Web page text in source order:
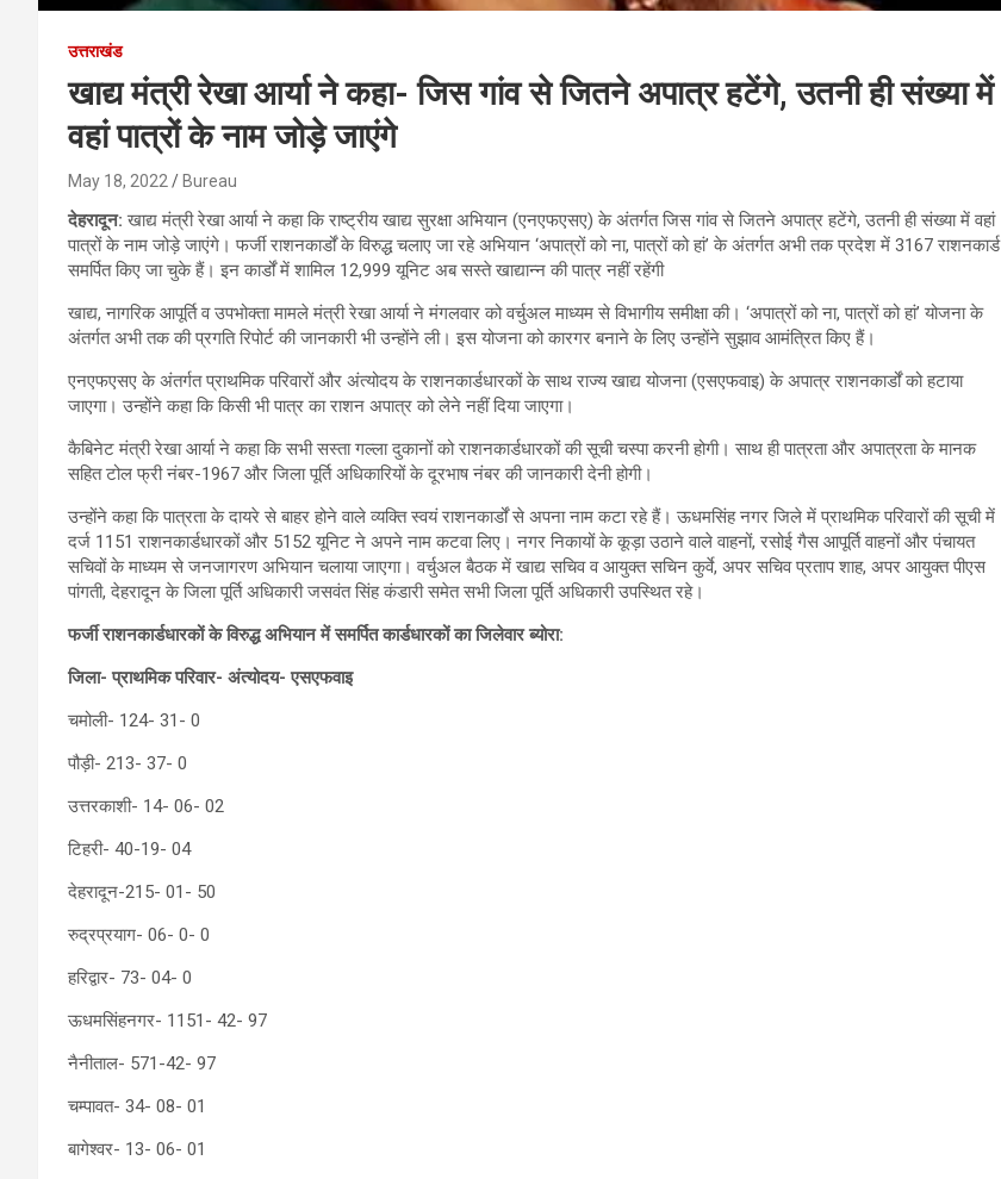
उत्तराखंड
खाद्य मंत्री रेखा आर्या ने कहा- जिस गांव से जितने अपात्र हटेंगे, उतनी ही संख्या में
वहां पात्रों के नाम जोड़े जाएंगे
May 18, 2022 Bureau
देहरादून:खाद्य मंत्री रेखा आर्या ने कहा कि राष्ट्रीय खाद्य सुरक्षा अभियान (एनएफएसए) के अंतर्गत जिस गांव से जितने अपात्र हटेंगे, उतनी ही संख्या में वहां
पात्रों के नाम जोड़े जाएंगे। फर्जी राशनकार्डों के विरुद्ध चलाए जा रहे अभियान ‘अपात्रों को ना, पात्रों को हां’ के अंतर्गत अभी तक प्रदेश में 3167 राशनकार्ड
समर्पित किए जा चुके हैं। इन कार्डों में शामिल 12,999 यूनिट अब सस्ते खाद्यान्न की पात्र नहीं रहेंगी
खाद्य, नागरिक आपूर्ति व उपभोक्ता मामले मंत्री रेखा आर्या ने मंगलवार को वर्चुअल माध्यम से विभागीय समीक्षा की। ‘अपात्रों को ना, पात्रों को हां’ योजना के
अंतर्गत अभी तक की प्रगति रिपोर्ट की जानकारी भी उन्होंने ली। इस योजना को कारगर बनाने के लिए उन्होंने सुझाव आमंत्रित किए हैं।
एनएफएसए के अंतर्गत प्राथमिक परिवारों और अंत्योदय के राशनकार्डधारकों के साथ राज्य खाद्य योजना (एसएफवाइ) के अपात्र राशनकार्डों को हटाया
जाएगा। उन्होंने कहा कि किसी भी पात्र का राशन अपात्र को लेने नहीं दिया जाएगा।
कैबिनेट मंत्री रेखा आर्या ने कहा कि सभी सस्ता गल्ला दुकानों को राशनकार्डधारकों की सूची चस्पा करनी होगी। साथ ही पात्रता और अपात्रता के मानक
सहित टोल फ्री नंबर-1967 और जिला पूर्ति अधिकारियों के दूरभाष नंबर की जानकारी देनी होगी।
उन्होंने कहा कि पात्रता के दायरे से बाहर होने वाले व्यक्ति स्वयं राशनकार्डों से अपना नाम कटा रहे हैं। ऊधमसिंह नगर जिले में प्राथमिक परिवारों की सूची में
दर्ज 1151 राशनकार्डधारकों और 5152 यूनिट ने अपने नाम कटवा लिए। नगर निकायों के कूड़ा उठाने वाले वाहनों, रसोई गैस आपूर्ति वाहनों और पंचायत
सचिवों के माध्यम से जनजागरण अभियान चलाया जाएगा। वर्चुअल बैठक में खाद्य सचिव व आयुक्त सचिन कुर्वे, अपर सचिव प्रताप शाह, अपर आयुक्त पीएस
पांगती, देहरादून के जिला पूर्ति अधिकारी जसवंत सिंह कंडारी समेत सभी जिला पूर्ति अधिकारी उपस्थित रहे।
फर्जी राशनकार्डधारकों के विरुद्ध अभियान में समर्पित कार्डधारकों का जिलेवार ब्योरा:
जिला- प्राथमिक परिवार- अंत्योदय- एसएफवाइ
चमोली- 124- 31- 0
पौड़ी- 213- 37- 0
उत्तरकाशी- 14- 06- 02
टिहरी- 40-19- 04
देहरादून-215- 01- 50
रुद्रप्रयाग- 06- 0- 0
हरिद्वार- 73- 04- 0
ऊधमसिंहनगर- 1151- 42- 97
नैनीताल- 571-42- 97
चम्पावत- 34- 08- 01
बागेश्वर- 13- 06- 01